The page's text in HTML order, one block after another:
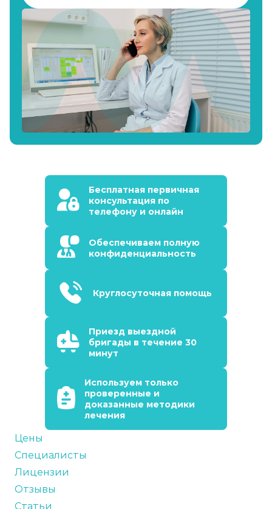
Бесплатная первичная
консультация по
телефону и онлайн
Обеспечиваем полную
конфиденциальность
Круглосуточная помощь
Приезд выездной
бригады в течение 30
минут
Используем только
проверенные и
доказанные методики
лечения
Цены
Специалисты
Лицензии
Отзывы
Статьи